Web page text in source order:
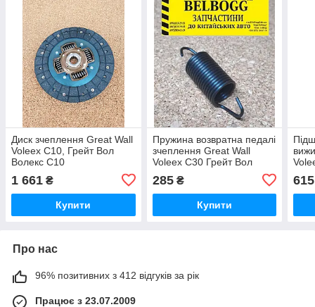
Диск зчеплення Great Wall
Voleex C10, Грейт Вол
Волекс С10
1 661 ₴
Купити
Пружина возвратна педалі
зчеплення Great Wall
Voleex C30 Грейт Вол
285₴
Купити
615
Про нас
96% позитивних з 412 відгуків за рік
Працює з 23.07.2009